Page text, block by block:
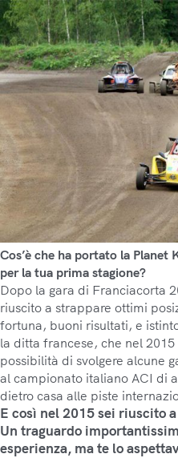
Cos’è che ha portato la
per la tua prima stagione?
Dopo la gara di Franciacorta
riuscito a strappare ottimi
fortuna, buoni risultati, e
la ditta francese, che nel
possibilità di svolgere alcune
al campionato italiano ACI di
dietro casa alle piste
E così nel 2015 sei riuscito
Un traguardo
esperienza, ma te lo